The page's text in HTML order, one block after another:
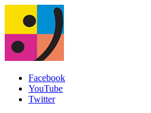
Facebook
YouTube
Twitter